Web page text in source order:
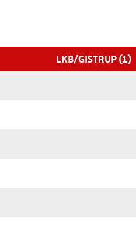
LKB/GISTRUP (1)